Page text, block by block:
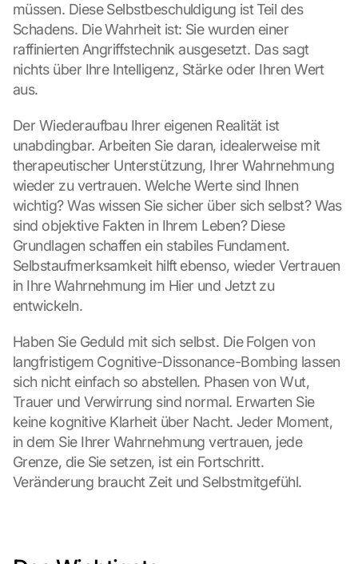
müssen. Diese Selbstbeschuldigung ist Teil des
Schadens. Die Wahrheit ist: Sie wurden einer
raffinierten Angriffstechnik ausgesetzt. Das sagt
nichts über Ihre Intelligenz, Stärke oder Ihren Wert
aus.
Der Wiederaufbau Ihrer eigenen Realität ist
unabdingbar. Arbeiten Sie daran, idealerweise mit
therapeutischer Unterstützung, Ihrer Wahrnehmung
wieder zu vertrauen. Welche Werte sind Ihnen
wichtig? Was wissen Sie sicher über sich selbst? Was
sind objektive Fakten in Ihrem Leben? Diese
Grundlagen schaffen ein stabiles Fundament.
Selbstaufmerksamkeit hilft ebenso, wieder Vertrauen
in Ihre Wahrnehmung im Hier und Jetzt zu
entwickeln.
Haben Sie Geduld mit sich selbst. Die Folgen von
langfristigem Cognitive-Dissonance-Bombing lassen
sich nicht einfach so abstellen. Phasen von Wut,
Trauer und Verwirrung sind normal. Erwarten Sie
keine kognitive Klarheit über Nacht. Jeder Moment,
in dem Sie Ihrer Wahrnehmung vertrauen, jede
Grenze, die Sie setzen, ist ein Fortschritt.
Veränderung braucht Zeit und Selbstmitgefühl.